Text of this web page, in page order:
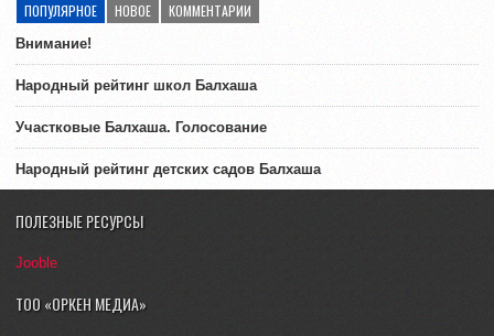
ПОПУЛЯРНОЕ НОВОЕ КОММЕНТАРИИ
Внимание!
Народный рейтинг школ Балхаша
Участковые Балхаша. Голосование
Народный рейтинг детских садов Балхаша
ПОЛЕЗНЫЕ РЕСУРСЫ
Jooble
ТОО «ОРКЕН МЕДИА»